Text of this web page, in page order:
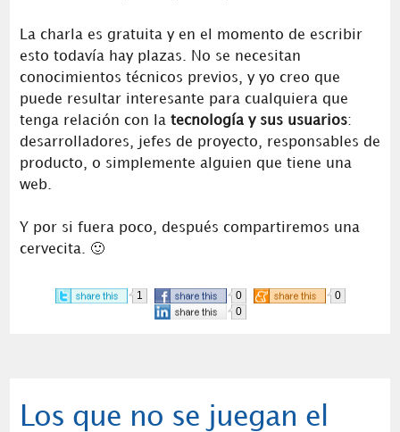
La charla es gratuita y en el momento de escribir
esto todavía hay plazas. No se necesitan
conocimientos técnicos previos, y yo creo que
puede resultar interesante para cualquiera que
tenga relación con la tecnología y sus usuarios:
desarrolladores, jefes de proyecto, responsables de
producto, o simplemente alguien que tiene una
web.
Y por si fuera poco, después compartiremos una
cervecita. 🙂
1 0
0
0
Los que no se juegan el